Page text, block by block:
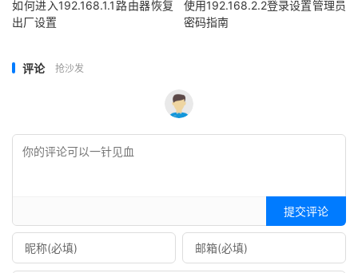
如何进入192.168.1.1路由器恢复
出厂设置
使用192.168.2.2登录设置管理员
密码指南
评论 抢沙发
提交评论